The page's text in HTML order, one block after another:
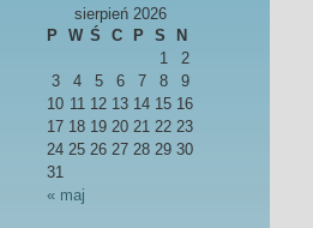
sierpień 2026
P W Ś C P S N
« maj
1
2
3
4 5 6 7 8
9
10 11 12 13 14 15 16
17 18 19 20 21 22 23
24 25 26 27 28 29 30
31